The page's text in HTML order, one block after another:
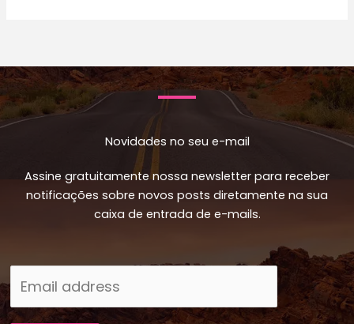
Novidades no seu e-mail
Assine gratuitamente nossa newsletter para receber
notificações sobre novos posts diretamente na sua
caixa de entrada de e-mails.